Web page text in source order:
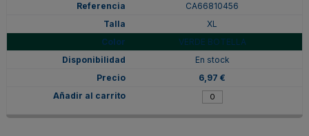
CA66810456
XL
VERDE BOTELLA
En stock
6,97 €